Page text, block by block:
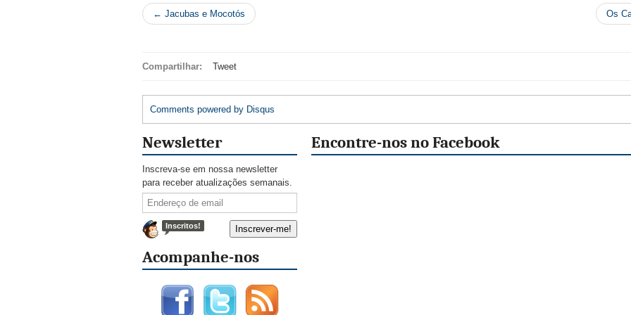
← Jacubas e Mocotós Os
Compartilhar: Tweet
Comments powered by Disqus
Newsletter
Inscreva-se em nossa newsletter
para receber atualizações semanais.
Inscritos!
Acompanhe-nos
Encontre-nos no Facebook